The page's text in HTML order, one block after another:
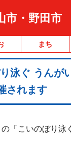
市・野田市
まち
泳ぐ うんが
されます
「こいのぼり泳